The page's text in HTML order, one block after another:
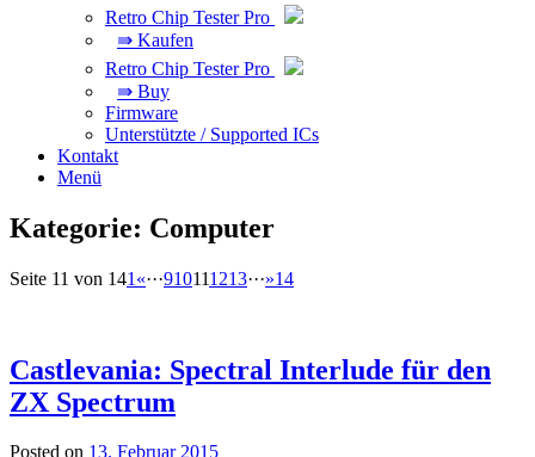
Retro Chip Tester Pro
⇛ Kaufen
Retro Chip Tester Pro
⇛ Buy
Firmware
Unterstützte / Supported ICs
Kontakt
Menü
Kategorie: Computer
Beitragsnavigation
Seite 11 von 141 «···910111213···»14
Castlevania: Spectral Interlude für den
ZX Spectrum
Posted on 13. Februar 2015